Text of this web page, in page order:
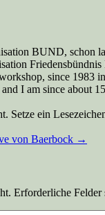
BUND, schon
since 1983
I am since about
Setze ein
von Baerbock →
Erforderliche Felder